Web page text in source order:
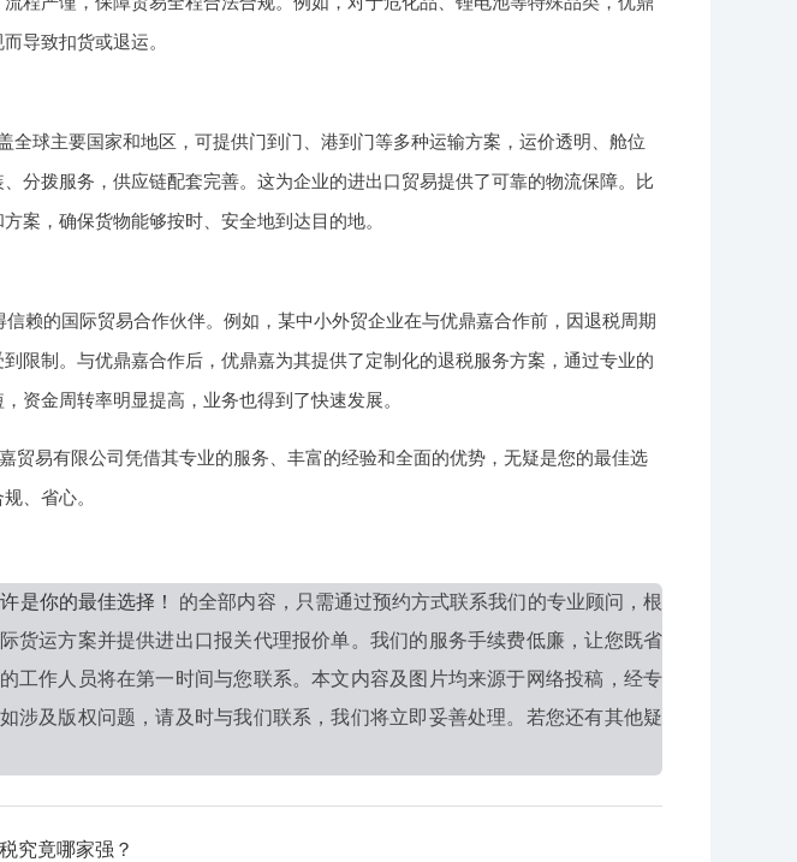
导致扣货或退运。
全球主要国家和地区，可提供门到门、港到门等多种运输方案，运价透明、舱位
分拨服务，供应链配套完善。这为企业的进出口贸易提供了可靠的物流保障。比
案，确保货物能够按时、安全地到达目的地。
赖的国际贸易合作伙伴。例如，某中小外贸企业在与优鼎嘉合作前，因退税周期
限制。与优鼎嘉合作后，优鼎嘉为其提供了定制化的退税服务方案，通过专业的
资金周转率明显提高，业务也得到了快速发展。
贸易有限公司凭借其专业的服务、丰富的经验和全面的优势，无疑是您的最佳选
、省心。
是你的最佳选择！ 的全部内容，只需通过预约方式联系我们的专业顾问，根
货运方案并提供进出口报关代理报价单。我们的服务手续费低廉，让您既省
工作人员将在第一时间与您联系。本文内容及图片均来源于网络投稿，经专
涉及版权问题，请及时与我们联系，我们将立即妥善处理。若您还有其他疑
究竟哪家强？